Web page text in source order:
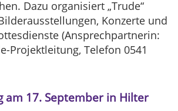
Dazu organisiert „Trude“
Konzerte und
(Ansprechpartnerin:
Projektleitung, Telefon 0541
am 17. September in Hilter